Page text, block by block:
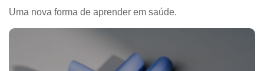
Uma nova forma de aprender em saúde.